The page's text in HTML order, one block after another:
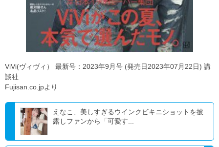
ViVi(ヴィヴィ） 最新号：2023年9月号 (発売日2023年07月22日) 講
談社
Fujisan.co.jpより
えなこ、美しすぎるウインクビキニショットを披
露しファンから「可愛す...